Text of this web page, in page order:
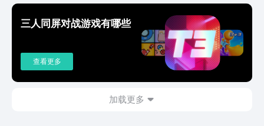
各种秘籍，学习武功秘籍后，玩家可通过消耗资源进行修
炼，提升武功等级的方式增强技能效果，同时玩家还能够
根据自身战斗风格和需求，搭配不同武功秘籍，形成独特
战斗套路。百战奇兵下载方式推荐的内容就介绍完了，通
过上述内容对游戏玩法特色与技巧的详尽介绍，相信玩家
对游戏有了全面且深入的认知，从战斗中的策略运用、兵
种搭配，到角色养成的属性提升、技能升级，每一个环节
都蕴含着无限可能与挑战。
三人同屏对战游戏有哪些
查看更多
加载更多